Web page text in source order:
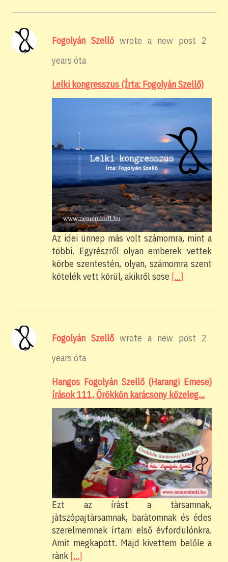
Fogolyán Szellő wrote a new post 2
years óta
Lelki kongresszus (Írta: Fogolyán Szellő)
Az idei ünnep más volt számomra, mint a
többi. Egyrészről olyan emberek vettek
körbe szentestén, olyan, számomra szent
kötelék vett körül, akikről sose […]
Fogolyán Szellő wrote a new post 2
years óta
Hangos Fogolyán Szellő (Harangi Emese)
írások 111, Örökkön karácsony közeleg…
Ezt az íràst a tàrsamnak,
jàtszópajtàrsamnak, baràtomnak és édes
szerelmemnek írtam első évfordulónkra.
Amit megkapott. Majd kivettem belőle a
rànk […]